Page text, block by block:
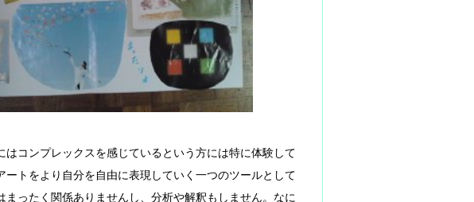
コンプレックスを感じているという方には特に体験して
トをより自分を自由に表現していく一つのツールとして
ったく関係ありませんし、分析や解釈もしません。なに